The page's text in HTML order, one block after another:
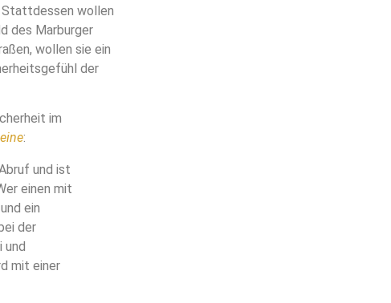
Stattdessen wollen
des Marburger
wollen sie ein
der
im
:
und ist
einen mit
ein
der
und
mit einer